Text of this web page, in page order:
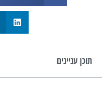
תוכן עניינים